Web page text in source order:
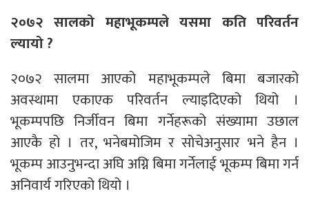
२०७२ सालको महाभूकम्पले यसमा कति परिवर्तन
ल्यायो ?
२०७२ सालमा आएको महाभूकम्पले बिमा बजारको
अवस्थामा एकाएक परिवर्तन ल्याइदिएको थियो ।
भूकम्पपछि निर्जीवन बिमा गर्नेहरूको संख्यामा उछाल
आएकै हो । तर, भनेबमोजिम र सोचेअनुसार भने हैन ।
भूकम्प आउनुभन्दा अघि अग्नि बिमा गर्नेलाई भूकम्प बिमा गर्न
अनिवार्य गरिएको थियो ।